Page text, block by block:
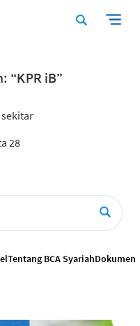
“KPR iB”
28
Tentang BCA SyariahDokumen